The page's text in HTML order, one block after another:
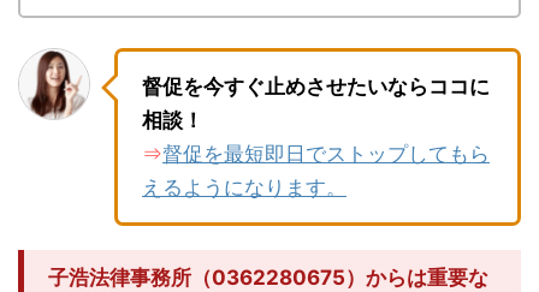
督促を今すぐ止めさせたいならココに
相談！
⇒督促を最短即日でストップしてもら
えるようになります。
子浩法律事務所（0362280675）からは重要な